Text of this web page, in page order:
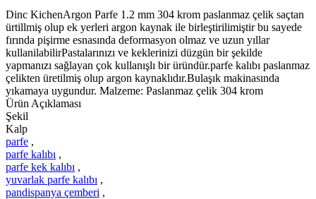
Dinc KichenArgon Parfe 1.2 mm 304 krom paslanmaz çelik saçtan
ürtillmiş olup ek yerleri argon kaynak ile birleştirilimiştir bu sayede
fırında pişirme esnasında deformasyon olmaz ve uzun yıllar
kullanilabilirPastalarınızı ve keklerinizi düzgün bir şekilde
yapmanızı sağlayan çok kullanışlı bir üründür.parfe kalıbı paslanmaz
çelikten üretilmiş olup argon kaynaklıdır.Bulaşık makinasında
yıkamaya uygundur. Malzeme: Paslanmaz çelik 304 krom
Ürün Açıklaması
Şekil
Kalp
parfe ,
parfe kalıbı ,
parfe kek kalıbı ,
yuvarlak parfe kalıbı ,
pandispanya çemberi ,